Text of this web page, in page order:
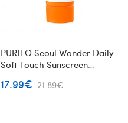
PURITO Seoul Wonder Daily
Soft Touch Sunscreen
saulės
17.99€ 21.89€